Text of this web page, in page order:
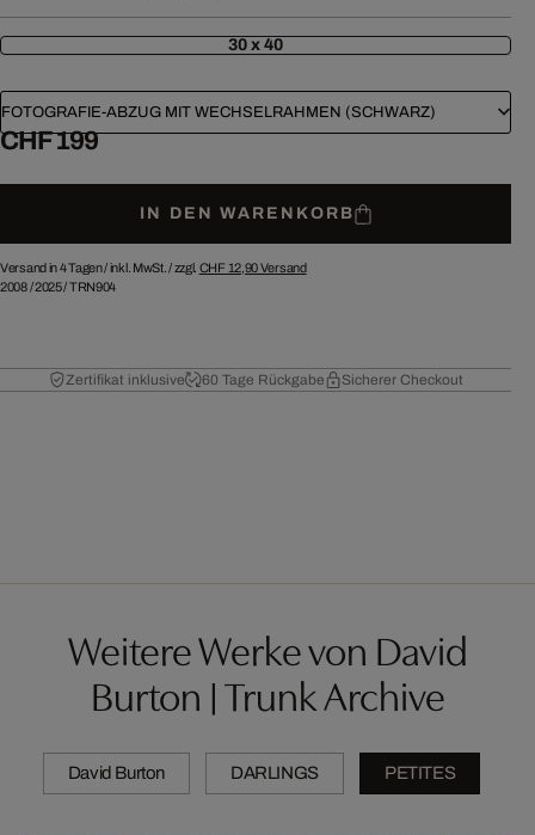
30 x 40
FOTOGRAFIE-ABZUG MIT WECHSELRAHMEN (SCHWARZ)
CHF 199
IN DEN WARENKORB
Versand in 4 Tagen /inkl. MwSt. / zzgl. CHF 12,90Versand
2008/2025/TRN904
Zertifikat inklusive 60 Tage Rückgabe Sicherer Checkout
Weitere Werke von David
Burton | Trunk Archive
David Burton DARLINGS PETITES